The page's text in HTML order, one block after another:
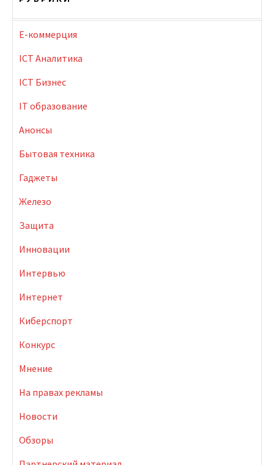
E-коммерция
ICT Аналитика
ICT Бизнес
IT образование
Анонсы
Бытовая техника
Гаджеты
Железо
Защита
Инновации
Интервью
Интернет
Киберспорт
Конкурс
Мнение
На правах рекламы
Новости
Обзоры